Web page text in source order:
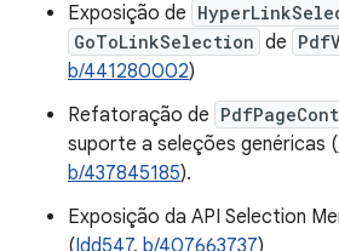
Exposição de
GoToLinkSelection de
b/441280002)
Refatoração de
suporte a seleções genéricas (
b/437845185).
Exposição da API Selection
(Idd547, b/407663737)